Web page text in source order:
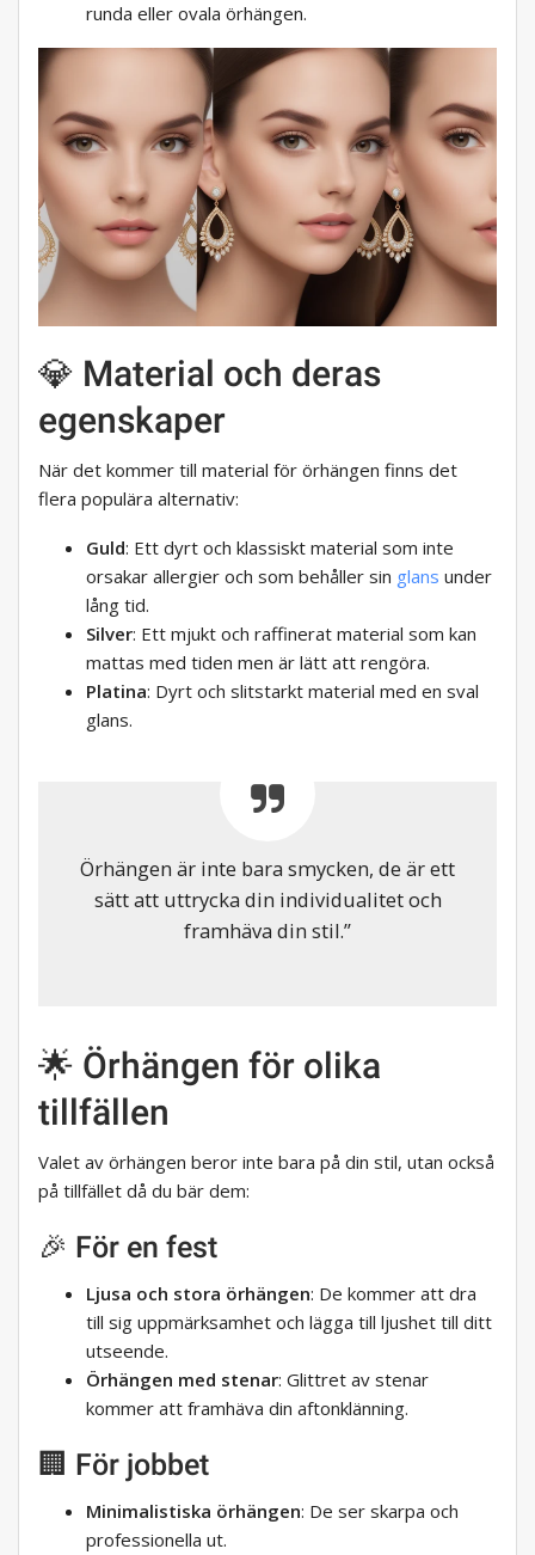
runda eller ovala örhängen.
💎 Material och deras
egenskaper
När det kommer till material för örhängen finns det
flera populära alternativ:
Guld: Ett dyrt och klassiskt material som inte
orsakar allergier och som behåller sin glans under
lång tid.
Silver: Ett mjukt och raffinerat material som kan
mattas med tiden men är lätt att rengöra.
Platina: Dyrt och slitstarkt material med en sval
glans.
Örhängen är inte bara smycken, de är ett
sätt att uttrycka din individualitet och
framhäva din stil.”
🌟 Örhängen för olika
tillfällen
Valet av örhängen beror inte bara på din stil, utan också
på tillfället då du bär dem:
🎉 För en fest
Ljusa och stora örhängen: De kommer att dra
till sig uppmärksamhet och lägga till ljushet till ditt
utseende.
Örhängen med stenar: Glittret av stenar
kommer att framhäva din aftonklänning.
🏢 För jobbet
Minimalistiska örhängen: De ser skarpa och
professionella ut.